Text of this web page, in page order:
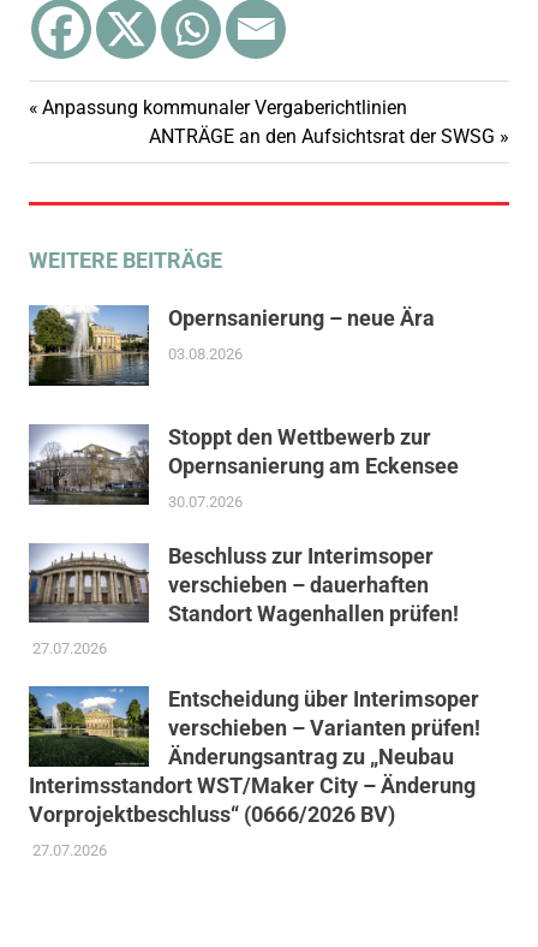
Finanzen
Haushalt
Klinikum
Beitragsnavigation
Vorheriger
Anpassung kommunaler Vergaberichtlinien
Nächster
Beitrag:
ANTRÄGE an den Aufsichtsrat der SWSG
WEITERE BEITRÄGE
Opernsanierung – neue Ära
03.08.2026
Stoppt den Wettbewerb zur
Opernsanierung am Eckensee
30.07.2026
Beschluss zur Interimsoper
verschieben – dauerhaften
Standort Wagenhallen prüfen!
27.07.2026
Entscheidung über Interimsoper
verschieben – Varianten prüfen!
Änderungsantrag zu „Neubau
Interimsstandort WST/Maker City – Änderung
Vorprojektbeschluss“ (0666/2026 BV)
27.07.2026